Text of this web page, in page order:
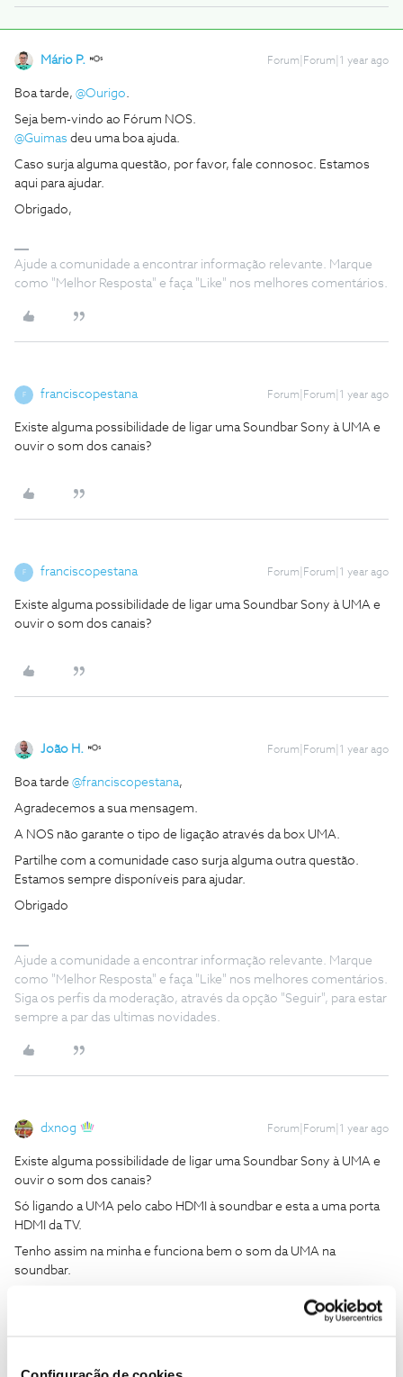
Configuração de cookies
Mário P. Forum|Forum|1 year ago
Boa tarde, @Ourigo.
Seja bem-vindo ao Fórum NOS.
@Guimas deu uma boa ajuda.
Caso surja alguma questão, por favor, fale connosoc. Estamos
aqui para ajudar.
Obrigado,
Ajude a comunidade a encontrar informação relevante. Marque
como "Melhor Resposta" e faça "Like" nos melhores comentários.
F franciscopestana Forum|Forum|1 year ago
Existe alguma possibilidade de ligar uma Soundbar Sony à UMA e
ouvir o som dos canais?
F franciscopestana Forum|Forum|1 year ago
Existe alguma possibilidade de ligar uma Soundbar Sony à UMA e
ouvir o som dos canais?
João H. Forum|Forum|1 year ago
Boa tarde @franciscopestana,
Agradecemos a sua mensagem.
A NOS não garante o tipo de ligação através da box UMA.
Partilhe com a comunidade caso surja alguma outra questão.
Estamos sempre disponíveis para ajudar.
Obrigado
Ajude a comunidade a encontrar informação relevante. Marque
como "Melhor Resposta" e faça "Like" nos melhores comentários.
Siga os perfis da moderação, através da opção "Seguir", para estar
sempre a par das ultimas novidades.
dxnog Forum|Forum|1 year ago
Existe alguma possibilidade de ligar uma Soundbar Sony à UMA e
ouvir o som dos canais?
Só ligando a UMA pelo cabo HDMI à soundbar e esta a uma porta
HDMI da TV.
Tenho assim na minha e funciona bem o som da UMA na
soundbar.
3 pessoas gostaram